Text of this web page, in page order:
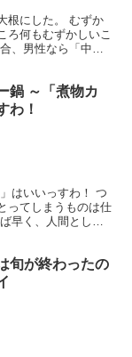
根にした。 むずか
ろ何もむずかしいこ
、男性なら「中
鍋 ～「煮物カ
わ！
はいいっすわ！ つ
ってしまうものは仕
早く、人間として
旬が終わったの